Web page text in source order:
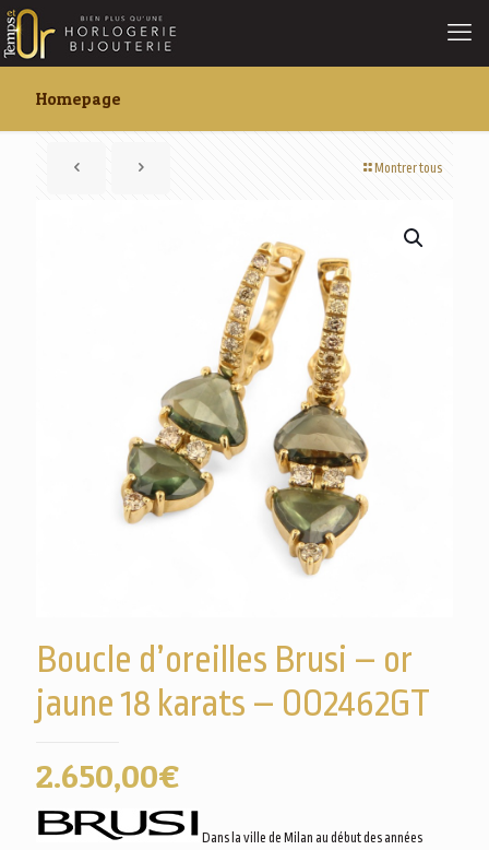
Homepage
Montrer tous
Boucle d’oreilles Brusi – or
jaune 18 karats – OO2462GT
2.650,00€
Dans la ville de Milan au début des années